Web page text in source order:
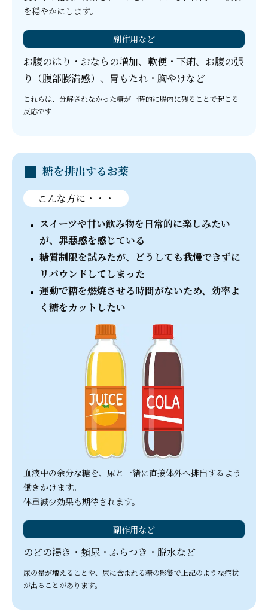
を穏やかにします。
副作用など
お腹のはり・おならの増加、軟便・下痢、お腹の張
り（腹部膨満感）、胃もたれ・胸やけなど
これらは、分解されなかった糖が一時的に腸内に残ることで起こる
反応です
糖を排出するお薬
こんな方に・・・
スイーツや甘い飲み物を日常的に楽しみたい
が、罪悪感を感じている
糖質制限を試みたが、どうしても我慢できずに
リバウンドしてしまった
運動で糖を燃焼させる時間がないため、効率よ
く糖をカットしたい
血液中の余分な糖を、尿と一緒に直接体外へ排出するよう
働きかけます。
体重減少効果も期待されます。
副作用など
のどの渇き・頻尿・ふらつき・脱水など
尿の量が増えることや、尿に含まれる糖の影響で上記のような症状
が出ることがあります。